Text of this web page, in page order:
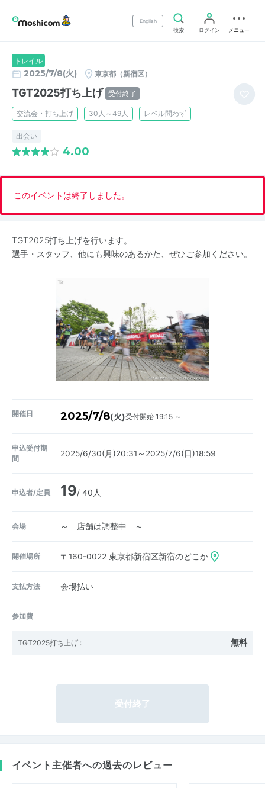
English
検索
ログイン メニュー
トレイル
2025/7/8(火) 東京都（新宿区）
TGT2025打ち上げ 受付終了
交流会・打ち上げ 30人～49人 レベル問わず
出会い
4.00
このイベントは終了しました。
TGT2025打ち上げを行います。
選手・スタッフ、他にも興味のあるかた、ぜひご参加ください。
開催日 2025/7/8(火)受付開始 19:15 ～
申込受付期
間
2025/6/30(月)20:31～2025/7/6(日)18:59
申込者/定員 19/ 40人
会場 ～ 店舗は調整中 ～
開催場所 〒160-0022 東京都新宿区新宿のどこか
支払方法 会場払い
参加費
TGT2025打ち上げ : 無料
受付終了
イベント主催者への過去のレビュー